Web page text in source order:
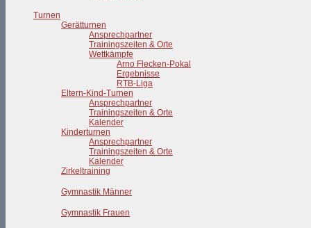
Turnen
Gerätturnen
Ansprechpartner
Trainingszeiten & Orte
Wettkämpfe
Arno Flecken-Pokal
Ergebnisse
RTB-Liga
Eltern-Kind-Turnen
Ansprechpartner
Trainingszeiten & Orte
Kalender
Kinderturnen
Ansprechpartner
Trainingszeiten & Orte
Kalender
Zirkeltraining
Gymnastik Männer
Gymnastik Frauen